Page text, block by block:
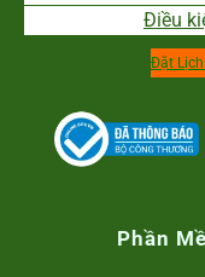
Điều
Đặt Lịch
Phần